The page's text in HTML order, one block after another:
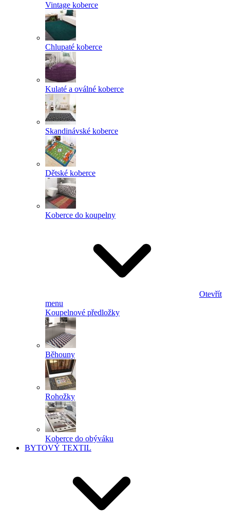
Vintage koberce
Chlupaté koberce
Kulaté a oválné koberce
Skandinávské koberce
Dětské koberce
Koberce do koupelny
Otevřít
menu
Koupelnové předložky
Běhouny
Rohožky
Koberce do obýváku
BYTOVÝ TEXTIL